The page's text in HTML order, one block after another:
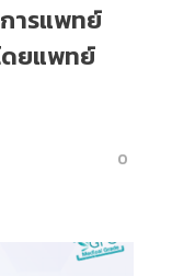
ารแพทย์
ดยแพทย์
0